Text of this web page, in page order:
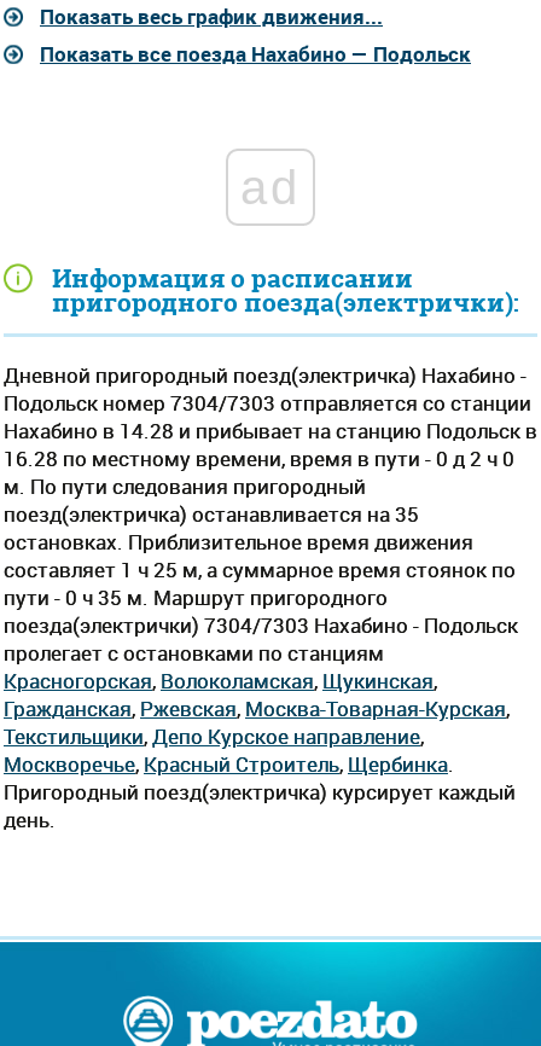
Информация о расписании
пригородного поезда(электрички):
Дневной пригородный поезд(электричка) Нахабино -
Подольск номер 7304/7303 отправляется со станции
Нахабино в 14.28 и прибывает на станцию Подольск в
16.28 по местному времени, время в пути - 0 д 2 ч 0
м. По пути следования пригородный
поезд(электричка) останавливается на 35
остановках. Приблизительное время движения
составляет 1 ч 25 м, а суммарное время стоянок по
пути - 0 ч 35 м. Маршрут пригородного
поезда(электрички) 7304/7303 Нахабино - Подольск
пролегает c остановками по станциям
Красногорская, Волоколамская, Щукинская,
Гражданская, Ржевская, Москва-Товарная-Курская,
Текстильщики, Депо Курcкое направление,
Москворечье, Красный Строитель, Щербинка
Пригородный поезд(электричка) курсирует каждый
день.
Показать весь график движения...
Показать все поезда Нахабино — Подольск
ad